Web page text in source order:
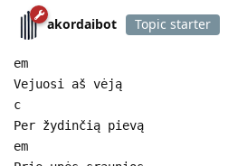
akordaibot Topic starter
em
Vejuosi aš vėją
c
Per žydinčią pievą
em